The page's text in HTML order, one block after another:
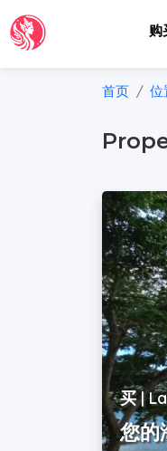
购
首页 位
买 |
您的